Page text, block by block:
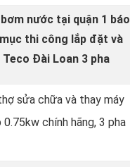
nước tại quận 1 báo
thi công lắp đặt và
Đài Loan 3 pha
sửa chữa và thay máy
chính hãng, 3 pha